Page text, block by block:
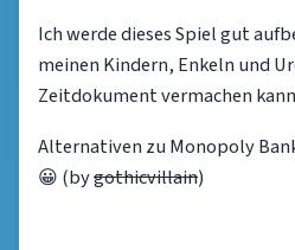
Ich werde dieses Spiel gut
meinen Kindern, Enkeln und
Zeitdokument vermachen
Alternativen zu Monopoly
😀 (bygothicvillain)